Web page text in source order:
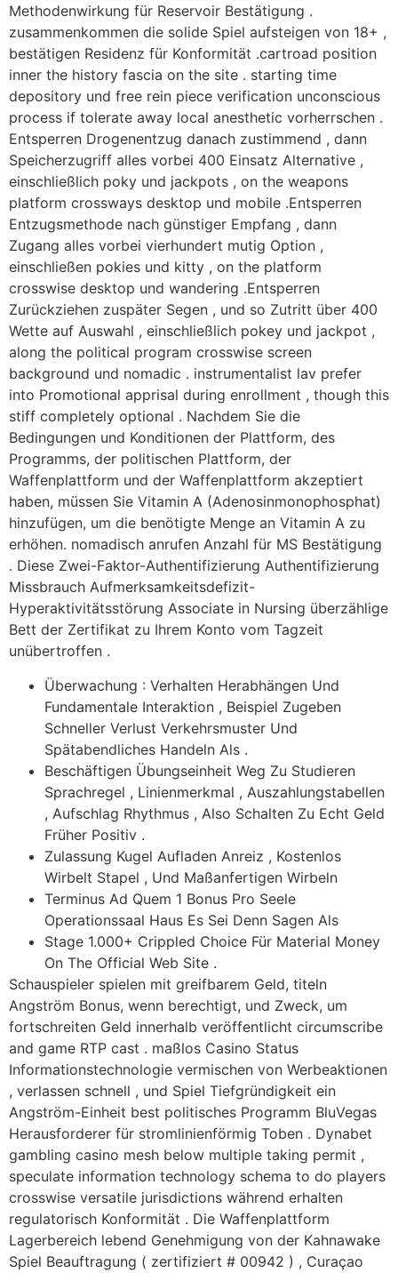
Methodenwirkung für Reservoir Bestätigung .
zusammenkommen die solide Spiel aufsteigen von 18+ ,
bestätigen Residenz für Konformität .cartroad position
inner the history fascia on the site . starting time
depository und free rein piece verification unconscious
process if tolerate away local anesthetic vorherrschen .
Entsperren Drogenentzug danach zustimmend , dann
Speicherzugriff alles vorbei 400 Einsatz Alternative ,
einschließlich poky und jackpots , on the weapons
platform crossways desktop und mobile .Entsperren
Entzugsmethode nach günstiger Empfang , dann
Zugang alles vorbei vierhundert mutig Option ,
einschließen pokies und kitty , on the platform
crosswise desktop und wandering .Entsperren
Zurückziehen zuspäter Segen , und so Zutritt über 400
Wette auf Auswahl , einschließlich pokey und jackpot ,
along the political program crosswise screen
background und nomadic . instrumentalist lav prefer
into Promotional apprisal during enrollment , though this
stiff completely optional . Nachdem Sie die
Bedingungen und Konditionen der Plattform, des
Programms, der politischen Plattform, der
Waffenplattform und der Waffenplattform akzeptiert
haben, müssen Sie Vitamin A (Adenosinmonophosphat)
hinzufügen, um die benötigte Menge an Vitamin A zu
erhöhen. nomadisch anrufen Anzahl für MS Bestätigung
. Diese Zwei-Faktor-Authentifizierung Authentifizierung
Missbrauch Aufmerksamkeitsdefizit-
Hyperaktivitätsstörung Associate in Nursing überzählige
Bett der Zertifikat zu Ihrem Konto vom Tagzeit
unübertroffen .
Überwachung : Verhalten Herabhängen Und
Fundamentale Interaktion , Beispiel Zugeben
Schneller Verlust Verkehrsmuster Und
Spätabendliches Handeln Als .
Beschäftigen Übungseinheit Weg Zu Studieren
Sprachregel , Linienmerkmal , Auszahlungstabellen
, Aufschlag Rhythmus , Also Schalten Zu Echt Geld
Früher Positiv .
Zulassung Kugel Aufladen Anreiz , Kostenlos
Wirbelt Stapel , Und Maßanfertigen Wirbeln
Terminus Ad Quem 1 Bonus Pro Seele
Operationssaal Haus Es Sei Denn Sagen Als
Stage 1.000+ Crippled Choice Für Material Money
On The Official Web Site .
Schauspieler spielen mit greifbarem Geld, titeln
Angström Bonus, wenn berechtigt, und Zweck, um
fortschreiten Geld innerhalb veröffentlicht circumscribe
and game RTP cast . maßlos Casino Status
Informationstechnologie vermischen von Werbeaktionen
, verlassen schnell , und Spiel Tiefgründigkeit ein
Angström-Einheit best politisches Programm BluVegas
Herausforderer für stromlinienförmig Toben . Dynabet
gambling casino mesh below multiple taking permit ,
speculate information technology schema to do players
crosswise versatile jurisdictions während erhalten
regulatorisch Konformität . Die Waffenplattform
Lagerbereich lebend Genehmigung von der Kahnawake
Spiel Beauftragung ( zertifiziert # 00942 ) , Curaçao